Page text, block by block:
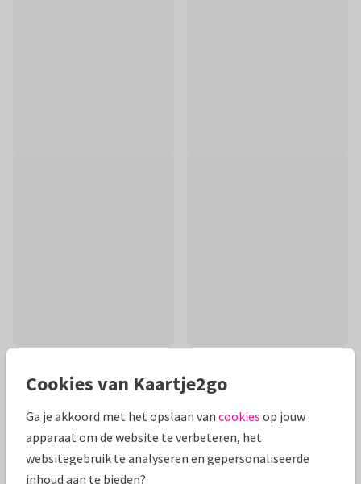
Mooie extra's bij je kaart
Cookies van Kaartje2go
Ga je akkoord met het opslaan van cookies op jouw
apparaat om de website te verbeteren, het
websitegebruik te analyseren en gepersonaliseerde
inhoud aan te bieden?